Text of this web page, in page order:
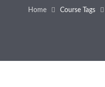
Home Course Tags